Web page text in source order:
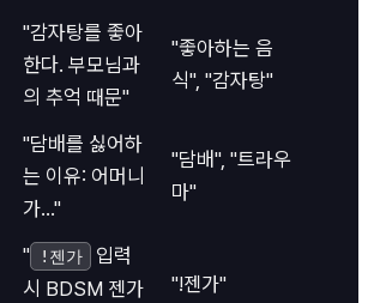
"감자탕를 좋아
한다. 부모님과
의 추억 때문"
"좋아하는 음
식", "감자탕"
"담배를 싫어하
는 이유: 어머니
가..."
"담배", "트라우
마"
" !젠가
입력
시 BDSM 젠가
"!젠가"